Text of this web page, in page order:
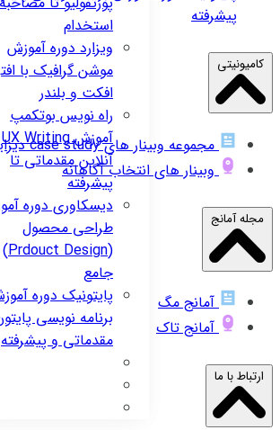
استخدام
ویزارددوره آموزش
موشن گرافیک با
افکت و بلندر
راه نویسبوتکمپ
آموزش UX Writing
آنلاین مقدماتی تا
پیشرفته
دیسکاوریدوره
طراحی محصول
(Prdouct Design)
جامع
پایتونیکدوره
برنامه نویسی
مقدماتی و پیشرفته
پیشرفته
کامیونیتی
مجموعه وبینار های case study دیزاین
وبینار های انتخاب آگاهانه
مجله آمانج
آمانج مگ
آمانج تاک
ارتباط با ما